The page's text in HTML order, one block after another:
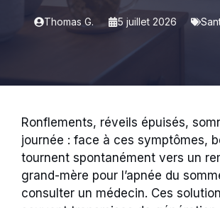
Thomas G. 5 juillet 2026
Ronflements, réveils épuisés,
journée : face à ces symptômes,
tournent spontanément vers un
grand-mère pour l’apnée du
consulter un médecin. Ces